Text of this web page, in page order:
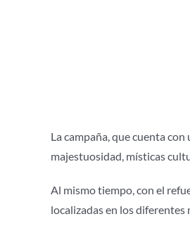
La campaña, que cuenta
majestuosidad, místicas
Al mismo tiempo, con el
localizadas en los diferentes